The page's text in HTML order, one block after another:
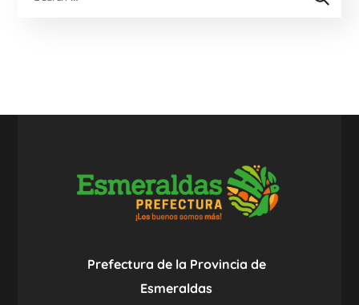
Prefectura de la Provincia de
Esmeraldas